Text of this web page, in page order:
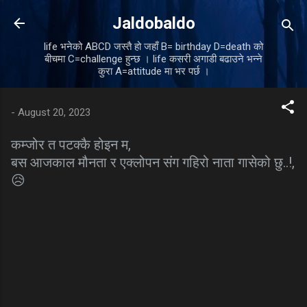
Skip to main content
Jaldobaldo
life भनेको ABCD जस्तै हो जहाँ B= birthday D=death को
बीचमा C=challenge हुन्छ । life कसरी अगाडी बढाउने भन्ने
कुरा A=attitude मा भर पर्छ ।
- August 20, 2023
कम्जोर त पटक्कै होइन म,
बस आजकाल मौनता र एक्लोपन संग गहिरो नाता गासेको छु..!,
😥